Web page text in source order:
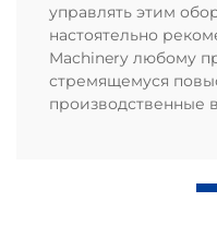
управлять этим
настоятельно
Machinery любому
стремящемуся
производственные